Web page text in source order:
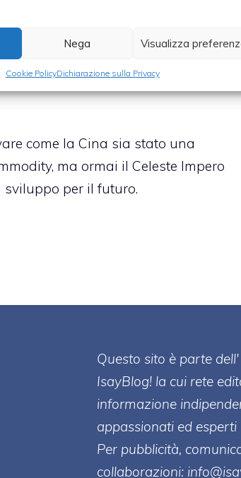
Nega Visualizza
Cookie PolicyDichiarazione sulla Privacy
cui la discesa dei prezzi di
del piano di quantitative
dollaro Usa.
come la Cina sia stato una
ma ormai il Celeste Impero
per il futuro.
Questo sito è parte
IsayBlog! la cui rete
informazione
appassionati ed esperti
Per pubblicità,
collaborazioni: